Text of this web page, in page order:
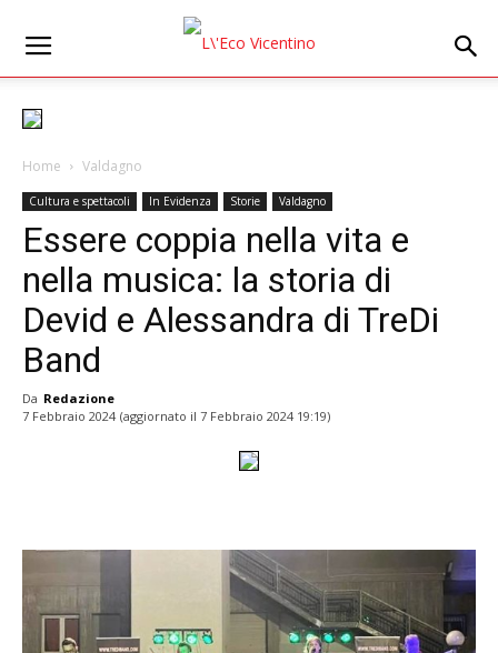
Home Valdagno
Cultura e spettacoli In Evidenza Storie Valdagno
Essere coppia nella vita e
nella musica: la storia di
Devid e Alessandra di TreDi
Band
Da Redazione
7 Febbraio 2024 (aggiornato il 7 Febbraio 2024 19:19)